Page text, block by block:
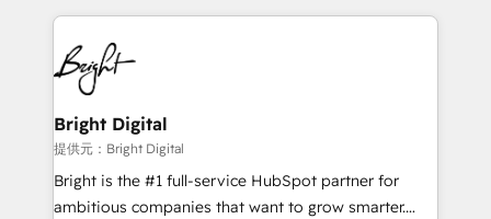
HubSpot COS Performance Award 🏆2014 HubSpot
COS Design Award 🏆2013 HubSpot Marketplace
Partner 📆Founded in 1997
automation, integration, and AI innovation to deliver
lasting impact. We specialize in: • Turnkey and end-
to-end HubSpot implementations • Onboarding for
Sales, Service, Marketing & Content Hubs • AI voice
and chat agents, predictive automation, and smart
workflows • Salesforce + HubSpot integration •
RevOps and AI-driven sales enablement • Website
design and CMS development • ERP integration: SAP,
Bright Digital
提供元：Bright Digital
Bright is the #1 full-service HubSpot partner for
ambitious companies that want to grow smarter.